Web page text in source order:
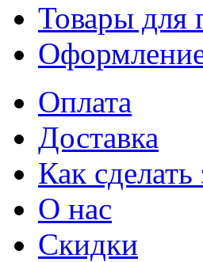
Товары для
Оплата
Доставка
Как сделать
О нас
Скидки